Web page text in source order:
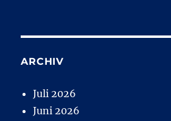
ARCHIV
Juli 2026
Juni 2026